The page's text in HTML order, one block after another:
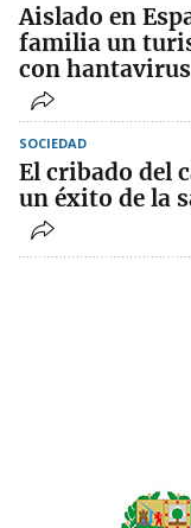
Aislado en
familia un
con hantavirus
SOCIEDAD
El cribado del
un éxito de la